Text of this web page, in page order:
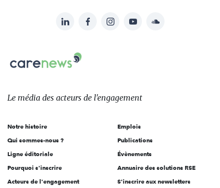
sur:
LinkedInFacebookInstagramYouTubeSoundcloud
Carenews,
Le
des
l'engagement
Le média des acteurs de l'engagement
Notre histoire
Qui sommes-nous ?
Ligne éditoriale
Pourquoi s'inscrire
Acteurs de l'engagement
Emplois
Publications
Évènements
Annuaire des solutions RSE
S'inscrire aux newsletters